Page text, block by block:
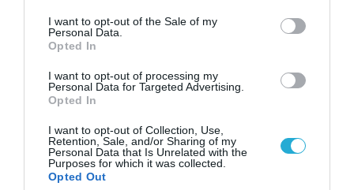
consent section.
I want to opt-out of the Sale of my
Personal Data.
Opted In
I want to opt-out of processing my
Personal Data for Targeted Advertising.
Opted In
I want to opt-out of Collection, Use,
Retention, Sale, and/or Sharing of my
Personal Data that Is Unrelated with the
Purposes for which it was collected.
Opted Out
09.08.2026 18:34